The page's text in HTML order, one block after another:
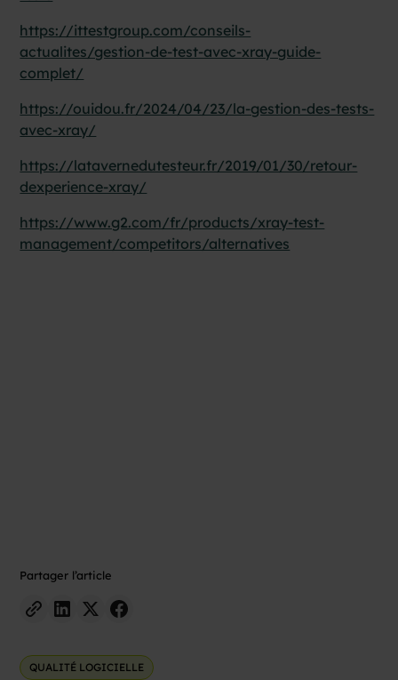
https://ittestgroup.com/conseils-
actualites/gestion-de-test-avec-xray-guide-
complet/
https://ouidou.fr/2024/04/23/la-gestion-des-tests-
avec-xray/
https://latavernedutesteur.fr/2019/01/30/retour-
dexperience-xray/
https://www.g2.com/fr/products/xray-test-
management/competitors/alternatives
Partager l’article
QUALITÉ LOGICIELLE